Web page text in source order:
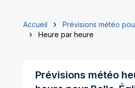
Accueil
Prévisions météo
Heure par heure
Prévisions météo